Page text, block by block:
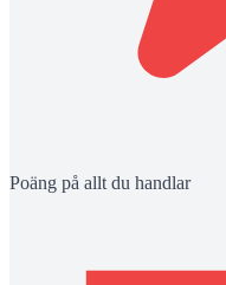
Poäng på allt du handlar